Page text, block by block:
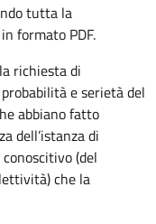
tutta la
formato PDF.
richiesta di
e serietà del
abbiano fatto
dell’istanza di
(del
che la